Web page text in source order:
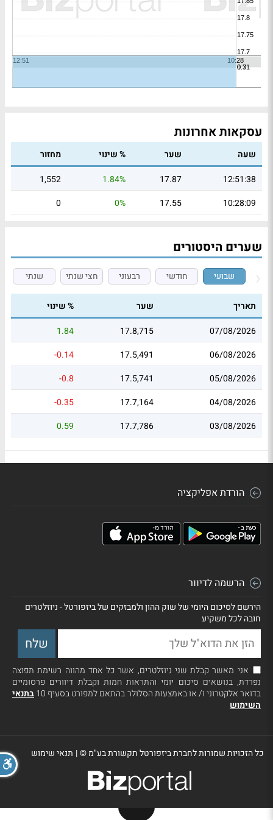
עסקאות אחרונות
שעה שער % שינוי
מחזור
12:51:38
17.87
1.84%
1,552
10:28:09
17.55
0%
0
שערים היסטורים
שבועי חודשי רבעוני חצי שנתי שנתי
תאריך שער
% שינוי
07/08/2026
17.8,715
1.84
06/08/2026
17.5,491
-0.14
05/08/2026
17.5,741
-0.8
04/08/2026
17.7,164
-0.35
03/08/2026
17.7,786
0.59
הורדת אפליקציה
הרשמה לדיוור
הירשם לסיכום היומי של שוק ההון ולמבזקים של ביזפורטל - ניוזלטרים
חובה לכל משקיע
אני מאשר קבלת שני ניוזלטרים, אשר כל אחד מהווה רשימת תפוצה
נפרדת, בנושאים סיכום יומי והתראות חמות וקבלת דיוורים פרסומיים
בדואר אלקטרוני ו/ או באמצעות הסלולר בהתאם למפורט בסעיף 10
בתנאי
השימוש
כל הזכויות שמורות לחברת ביזפורטל תקשורת בע"מ ©| תנאי שימוש